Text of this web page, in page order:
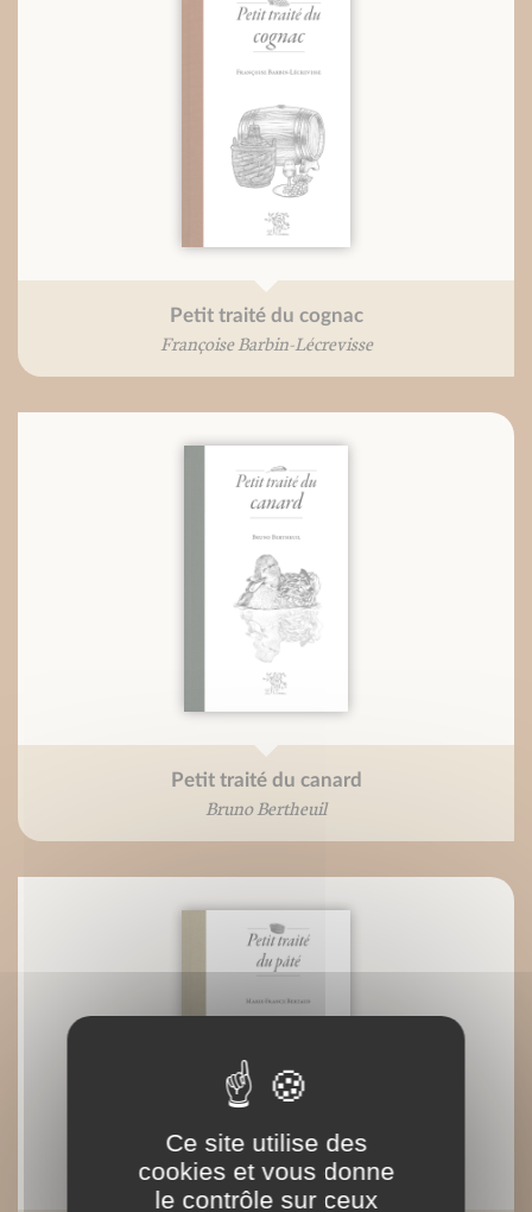
Petit traité du cognac
Françoise Barbin-Lécrevisse
Petit traité du canard
Bruno Bertheuil
Ce site utilise des
cookies et vous donne
le contrôle sur ceux